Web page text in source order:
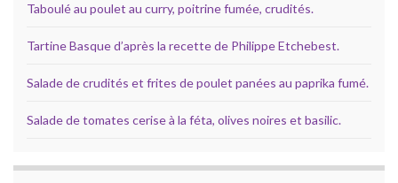
Taboulé au poulet au curry, poitrine fumée, crudités.
Tartine Basque d’après la recette de Philippe Etchebest.
Salade de crudités et frites de poulet panées au paprika fumé.
Salade de tomates cerise à la féta, olives noires et basilic.